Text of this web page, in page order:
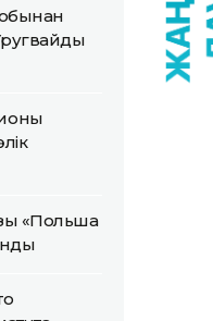
«Польша